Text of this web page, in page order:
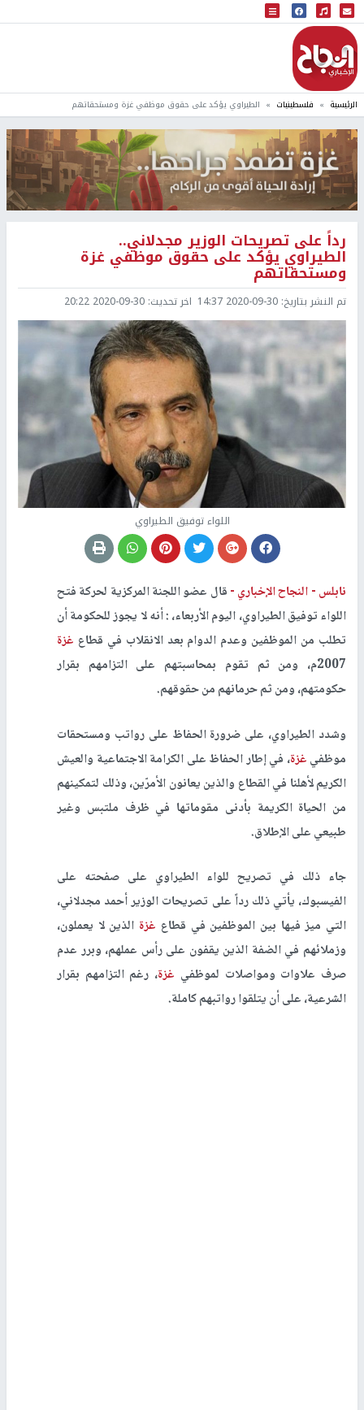
البث المباشر
إذاعة النجاح
الرئيسية فلسطينيات الطيراوي يؤكد على حقوق موظفي غزة ومستحقاتهم
رداً على تصريحات الوزير مجدلاني..
الطيراوي يؤكد على حقوق موظفي غزة
ومستحقاتهم
تم النشر بتاريخ: 2020-09-30 14:37 اخر تحديث: 2020-09-30 20:22
اللواء توفيق الطيراوي
نابلس -النجاح الإخباري -قال عضو اللجنة المركزية لحركة فتح
اللواء توفيق الطيراوي، اليوم الأربعاء، : أنه لا يجوز للحكومة أن
تطلب من الموظفين وعدم الدوام بعد الانقلاب في قطاع غزة
2007م، ومن ثم تقوم بمحاسبتهم على التزامهم بقرار
حكومتهم، ومن ثم حرمانهم من حقوقهم.
وشدد الطيراوي، على ضرورة الحفاظ على رواتب ومستحقات
موظفيغزة، في إطار الحفاظ على الكرامة الاجتماعية والعيش
الكريم لأهلنا في القطاع والذين يعانون الأمرّين، وذلك لتمكينهم
من الحياة الكريمة بأدنى مقوماتها في ظرف ملتبس وغير
طبيعي على الإطلاق.
جاء ذلك في تصريح للواء الطيراوي على صفحته على
الفيسبوك، يأتي ذلك رداً على تصريحات الوزير أحمد مجدلاني،
التي ميز فيها بين الموظفين في قطاع غزة الذين لا يعملون،
وزملائهم في الضفة الذين يقفون على رأس عملهم، وبرر عدم
صرف علاوات ومواصلات لموظفي غزة، رغم التزامهم بقرار
الشرعية، على أن يتلقوا رواتبهم كاملة.